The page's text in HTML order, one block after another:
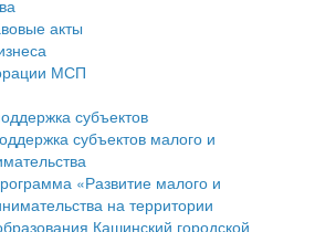
АПК
Тверской области
муниципального округа
территориямиранее учтенных
акты
МСП
субъектов
субъектов малого и
«Развитие малого и
на территории
Кашинский городской